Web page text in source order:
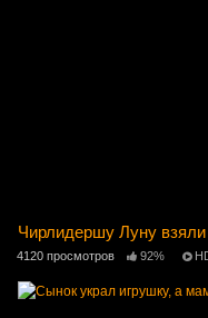
Чирлидершу Луну
4120 просмотров 92%